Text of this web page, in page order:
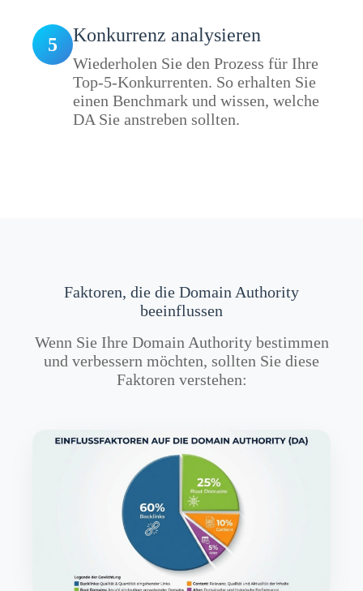
5 Konkurrenz analysieren
Wiederholen Sie den Prozess für Ihre
Top-5-Konkurrenten. So erhalten Sie
einen Benchmark und wissen, welche
DA Sie anstreben sollten.
Faktoren, die die Domain Authority
beeinflussen
Wenn Sie Ihre Domain Authority bestimmen
und verbessern möchten, sollten Sie diese
Faktoren verstehen: